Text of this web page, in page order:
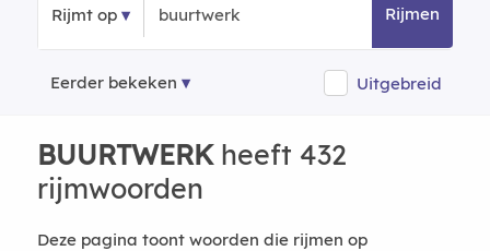
Rijmt op Rijmen
Eerder bekeken Uitgebreid
BUURTWERKheeft 432
rijmwoorden
Deze pagina toont woorden die rijmen op